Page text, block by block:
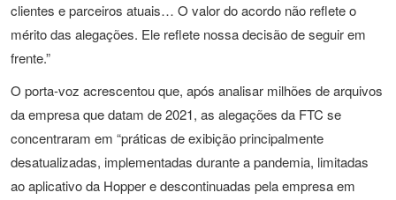
clientes e parceiros atuais… O valor do acordo não reflete o
mérito das alegações. Ele reflete nossa decisão de seguir em
frente.”
O porta-voz acrescentou que, após analisar milhões de arquivos
da empresa que datam de 2021, as alegações da FTC se
concentraram em “práticas de exibição principalmente
desatualizadas, implementadas durante a pandemia, limitadas
ao aplicativo da Hopper e descontinuadas pela empresa em